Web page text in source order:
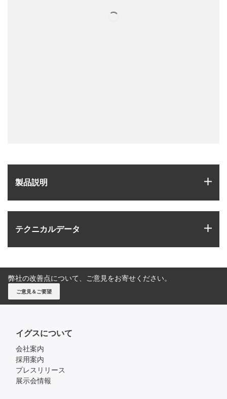
製品説明
テクニカルデータ
弊社の改善点について、ご意見をお寄せください。
ご意見＆ご要望
イグスについて
会社案内
採用案内
プレスリリース
展示会情報